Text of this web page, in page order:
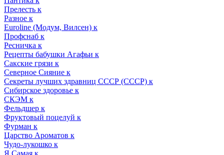
Прелесть к
Разное к
Euroline (Модум, Вилсен) к
Профснаб к
Ресничка к
Рецепты бабушки Агафьи к
Сакские грязи к
Северное Сияние к
Секреты лучших здравниц СССР (СССР) к
Сибирское здоровье к
СКЭМ к
Фельдшер к
Фруктовый поцелуй к
Фурман к
Царство Ароматов к
Чудо-лукошко к